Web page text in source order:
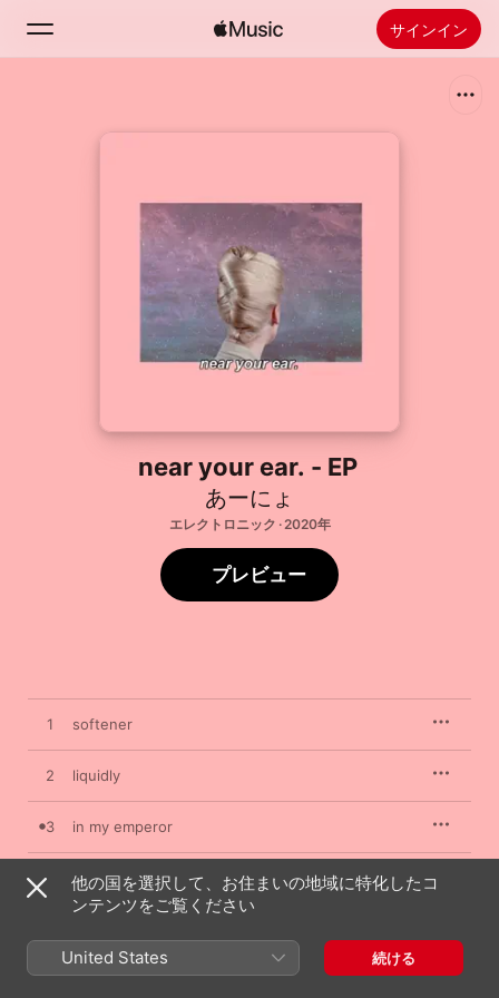
サインイン
新着おすすめ
Apple Musicをインストール
near your ear. - EP
あーにょ
エレクトロニック · 2020年
プレビュー
1 softener
2 liquidly
3 in my emperor
4 lighting
2020年2月26日
4曲、19分
他の国を選択して、お住まいの地域に特化したコ
ンテンツをご覧ください
United States 続ける